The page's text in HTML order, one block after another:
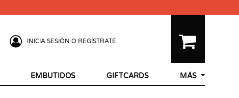
INICIA SESIÓN O REGÍSTRATE
EMBUTIDOS GIFTCARDS MÁS